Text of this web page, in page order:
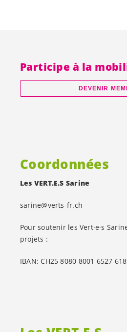
Coordonnées
Les VERT.E.S Sarine
sarine@verts-fr.ch
Pour soutenir les Vert·e·s
projets :
IBAN: CH25 8080 8001 6527
Participe à la
DEVENIR